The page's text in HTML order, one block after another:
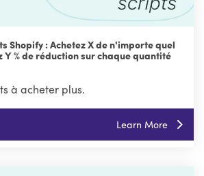
Shopify : Achetez X de n'importe quel
% de réduction sur chaque quantité
à acheter plus.
Learn More